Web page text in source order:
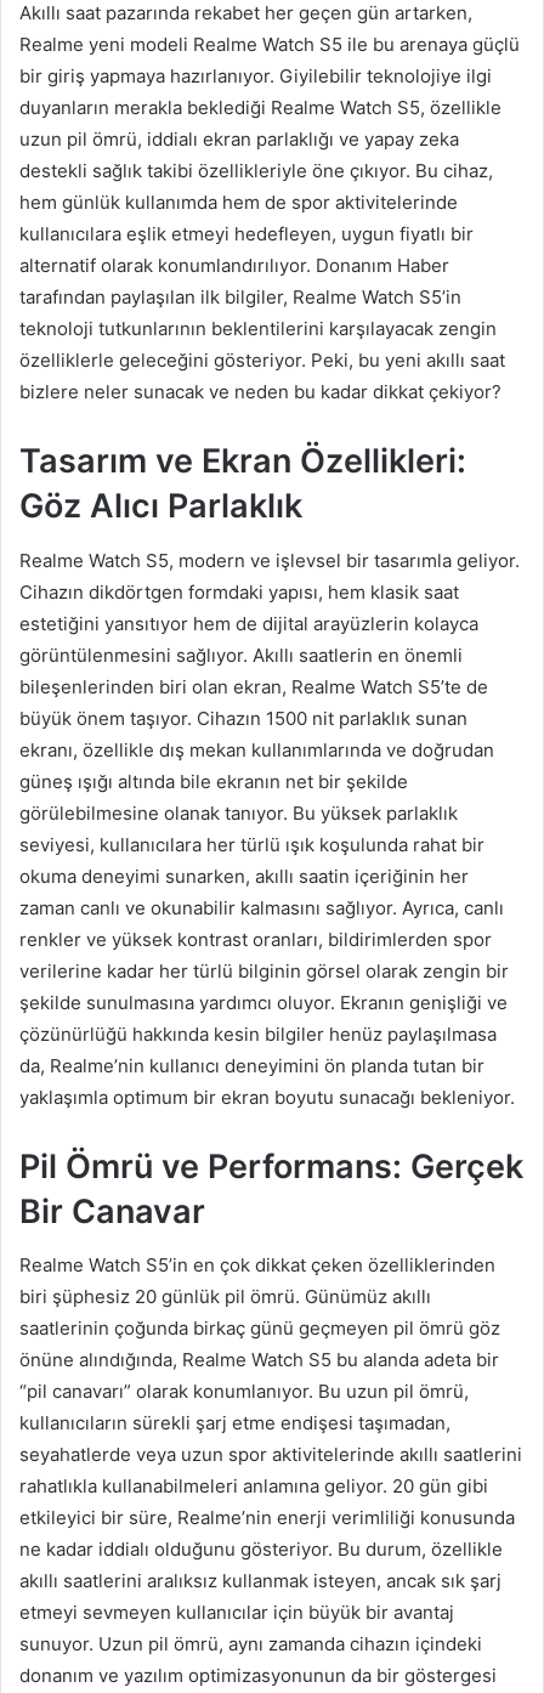
Akıllı saat pazarında rekabet her geçen gün artarken,
Realme yeni modeli Realme Watch S5 ile bu arenaya güçlü
bir giriş yapmaya hazırlanıyor. Giyilebilir teknolojiye ilgi
duyanların merakla beklediği Realme Watch S5, özellikle
uzun pil ömrü, iddialı ekran parlaklığı ve yapay zeka
destekli sağlık takibi özellikleriyle öne çıkıyor. Bu cihaz,
hem günlük kullanımda hem de spor aktivitelerinde
kullanıcılara eşlik etmeyi hedefleyen, uygun fiyatlı bir
alternatif olarak konumlandırılıyor. Donanım Haber
tarafından paylaşılan ilk bilgiler, Realme Watch S5’in
teknoloji tutkunlarının beklentilerini karşılayacak zengin
özelliklerle geleceğini gösteriyor. Peki, bu yeni akıllı saat
bizlere neler sunacak ve neden bu kadar dikkat çekiyor?
Tasarım ve Ekran Özellikleri:
Göz Alıcı Parlaklık
Realme Watch S5, modern ve işlevsel bir tasarımla geliyor.
Cihazın dikdörtgen formdaki yapısı, hem klasik saat
estetiğini yansıtıyor hem de dijital arayüzlerin kolayca
görüntülenmesini sağlıyor. Akıllı saatlerin en önemli
bileşenlerinden biri olan ekran, Realme Watch S5’te de
büyük önem taşıyor. Cihazın 1500 nit parlaklık sunan
ekranı, özellikle dış mekan kullanımlarında ve doğrudan
güneş ışığı altında bile ekranın net bir şekilde
görülebilmesine olanak tanıyor. Bu yüksek parlaklık
seviyesi, kullanıcılara her türlü ışık koşulunda rahat bir
okuma deneyimi sunarken, akıllı saatin içeriğinin her
zaman canlı ve okunabilir kalmasını sağlıyor. Ayrıca, canlı
renkler ve yüksek kontrast oranları, bildirimlerden spor
verilerine kadar her türlü bilginin görsel olarak zengin bir
şekilde sunulmasına yardımcı oluyor. Ekranın genişliği ve
çözünürlüğü hakkında kesin bilgiler henüz paylaşılmasa
da, Realme’nin kullanıcı deneyimini ön planda tutan bir
yaklaşımla optimum bir ekran boyutu sunacağı bekleniyor.
Pil Ömrü ve Performans: Gerçek
Bir Canavar
Realme Watch S5’in en çok dikkat çeken özelliklerinden
biri şüphesiz 20 günlük pil ömrü. Günümüz akıllı
saatlerinin çoğunda birkaç günü geçmeyen pil ömrü göz
önüne alındığında, Realme Watch S5 bu alanda adeta bir
“pil canavarı” olarak konumlanıyor. Bu uzun pil ömrü,
kullanıcıların sürekli şarj etme endişesi taşımadan,
seyahatlerde veya uzun spor aktivitelerinde akıllı saatlerini
rahatlıkla kullanabilmeleri anlamına geliyor. 20 gün gibi
etkileyici bir süre, Realme’nin enerji verimliliği konusunda
ne kadar iddialı olduğunu gösteriyor. Bu durum, özellikle
akıllı saatlerini aralıksız kullanmak isteyen, ancak sık şarj
etmeyi sevmeyen kullanıcılar için büyük bir avantaj
sunuyor. Uzun pil ömrü, aynı zamanda cihazın içindeki
donanım ve yazılım optimizasyonunun da bir göstergesi